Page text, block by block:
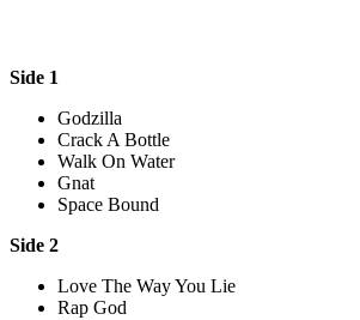
Side 1
Godzilla
Crack A Bottle
Walk On Water
Gnat
Space Bound
Side 2
Love The Way You Lie
Rap God